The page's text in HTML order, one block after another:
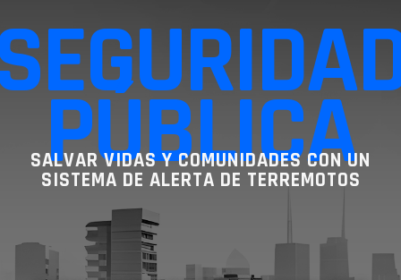
PÚBLICA
SALVAR VIDAS Y COMUNIDADES CON UN
SISTEMA DE ALERTA DE TERREMOTOS